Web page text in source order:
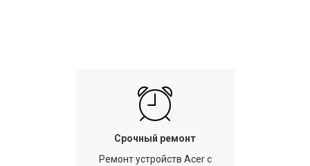
Срочный ремонт
Ремонт устройств Acer с